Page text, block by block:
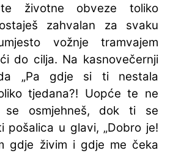
životne obveze toliko
zahvalan za svaku
vožnje tramvajem
do cilja. Na kasnovečernji
„Pa gdje si ti nestala
tjedana?! Uopće te ne
se osmjehneš, dok ti se
pošalica u glavi, „Dobro je!
gdje živim i gdje me čeka